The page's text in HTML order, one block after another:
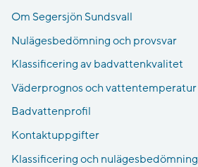
Om Segersjön Sundsvall
Nulägesbedömning och provsvar
Klassificering av badvattenkvalitet
Väderprognos och vattentemperatur
Badvattenprofil
Kontaktuppgifter
Klassificering och nulägesbedömning